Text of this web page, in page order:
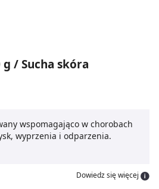
/ Sucha skóra
wspomagająco w chorobach
wyprzenia i odparzenia.
Dowiedz się więcej